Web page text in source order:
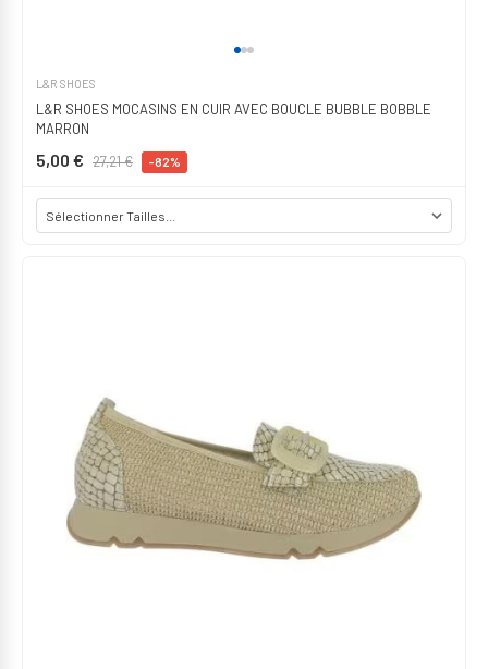
L&R SHOES
L&R SHOES MOCASINS EN CUIR AVEC BOUCLE BUBBLE BOBBLE
MARRON
5,00 € 27,21 € -82%